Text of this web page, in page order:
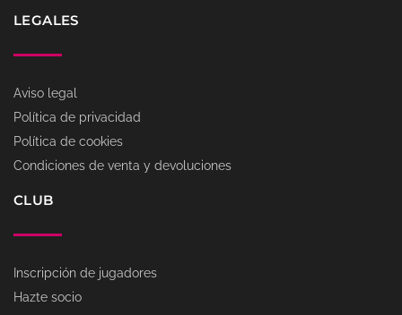
LEGALES
Aviso legal
Política de privacidad
Política de cookies
Condiciones de venta y devoluciones
CLUB
Inscripción de jugadores
Hazte socio